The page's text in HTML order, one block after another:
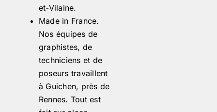
et-Vilaine.
Made in France.
Nos équipes de
graphistes, de
techniciens et de
poseurs travaillent
à Guichen, près de
Rennes. Tout est